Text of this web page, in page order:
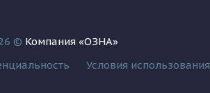
© Компания «ОЗНА»
Условия использования